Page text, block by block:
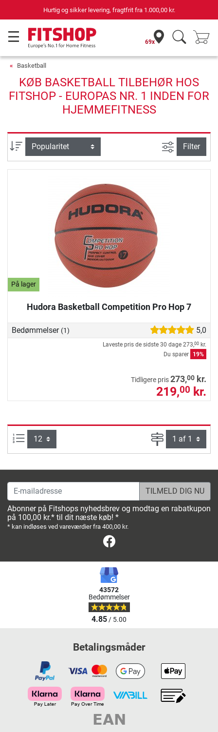
Hurtig og sikker levering, fragtfrit fra 1.000,00 kr.
69x
Basketball
KØB BASKETBALL TILBEHØR HOS
FITSHOP - EUROPAS NR. 1 INDEN FOR
HJEMMEFITNESS
sortering Avanceret
Filter
På lager
Hudora Basketball Competition Pro Hop 7
Bedømmelser (1) 5,0
Laveste pris de sidste 30 dage 273,00 kr.
Du sparer
19%
Tidligere pris273,00 kr.
219,00 kr.
Artikel pr. side: Side
E-mailadresse
Abonner på Fitshops nyhedsbrev og modtag en rabatkupon
på 100,00 kr.* til dit næste køb! *
* kan indløses ved vareværdier fra 400,00 kr.
43572
Bedømmelser
4.85/ 5.00
Betalingsmåder